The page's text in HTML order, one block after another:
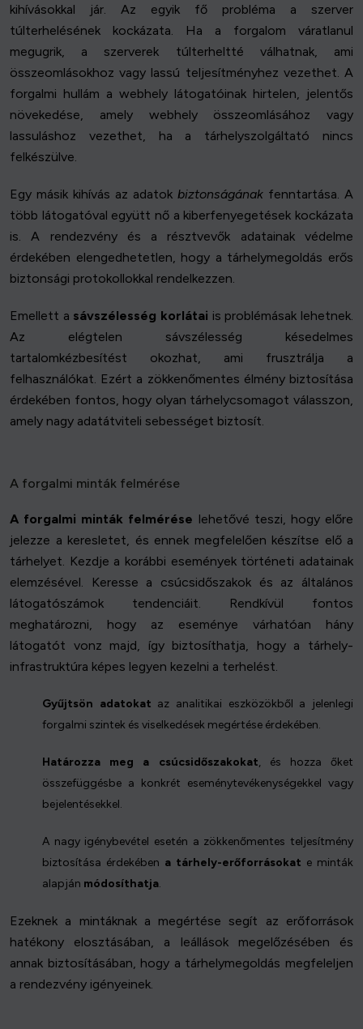
kihívásokkal jár. Az egyik fő probléma a szerver
túlterhelésének kockázata. Ha a forgalom váratlanul
megugrik, a szerverek túlterheltté válhatnak, ami
összeomlásokhoz vagy lassú teljesítményhez vezethet. A
forgalmi hullám a webhely látogatóinak hirtelen, jelentős
növekedése, amely webhely összeomlásához vagy
lassuláshoz vezethet, ha a tárhelyszolgáltató nincs
felkészülve.
Egy másik kihívás az adatok biztonságának fenntartása. A
több látogatóval együtt nő a kiberfenyegetések kockázata
is. A rendezvény és a résztvevők adatainak védelme
érdekében elengedhetetlen, hogy a tárhelymegoldás erős
biztonsági protokollokkal rendelkezzen.
Emellett a sávszélesség korlátai is problémásak lehetnek.
Az elégtelen sávszélesség késedelmes
tartalomkézbesítést okozhat, ami frusztrálja a
felhasználókat. Ezért a zökkenőmentes élmény biztosítása
érdekében fontos, hogy olyan tárhelycsomagot válasszon,
amely nagy adatátviteli sebességet biztosít.
A forgalmi minták felmérése
A forgalmi minták felmérése lehetővé teszi, hogy előre
jelezze a keresletet, és ennek megfelelően készítse elő a
tárhelyet. Kezdje a korábbi események történeti adatainak
elemzésével. Keresse a csúcsidőszakok és az általános
látogatószámok tendenciáit. Rendkívül fontos
meghatározni, hogy az eseménye várhatóan hány
látogatót vonz majd, így biztosíthatja, hogy a tárhely-
infrastruktúra képes legyen kezelni a terhelést.
Gyűjtsön adatokat az analitikai eszközökből a jelenlegi
forgalmi szintek és viselkedések megértése érdekében.
Határozza meg a csúcsidőszakokat, és hozza őket
összefüggésbe a konkrét eseménytevékenységekkel vagy
bejelentésekkel.
A nagy igénybevétel esetén a zökkenőmentes teljesítmény
biztosítása érdekében a tárhely-erőforrásokat e minták
alapján módosíthatja.
Ezeknek a mintáknak a megértése segít az erőforrások
hatékony elosztásában, a leállások megelőzésében és
annak biztosításában, hogy a tárhelymegoldás megfeleljen
a rendezvény igényeinek.